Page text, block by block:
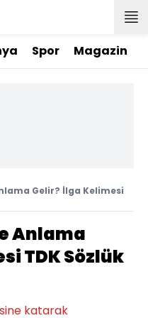
Spor Magazin
Gelir? İlga Kelimesi
Anlama
TDK Sözlük
katarak